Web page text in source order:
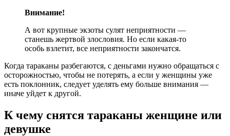
Внимание!
А вот крупные экзоты сулят неприятности —
станешь жертвой злословия. Но если какая-то
особь взлетит, все неприятности закончатся.
Когда тараканы разбегаются, с деньгами нужно обращаться с
осторожностью, чтобы не потерять, а если у женщины уже
есть поклонник, следует уделять ему больше внимания —
иначе уйдет к другой.
К чему снятся тараканы женщине или
девушке